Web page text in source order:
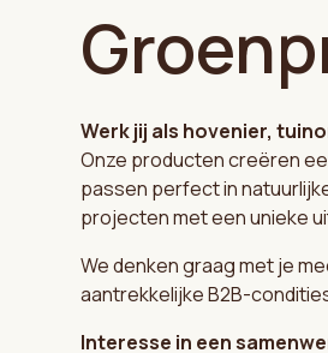
Werk jij als hovenier,
Onze producten creëren
passen perfect in
projecten met een unieke
We denken graag met je
aantrekkelijke B2B-
Interesse in een